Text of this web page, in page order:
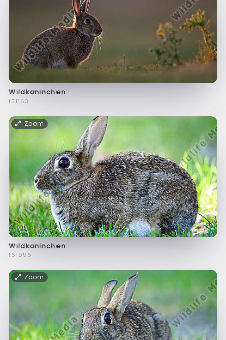
Wildkaninchen
f51163
Zoom
Wildkaninchen
f61996
Zoom